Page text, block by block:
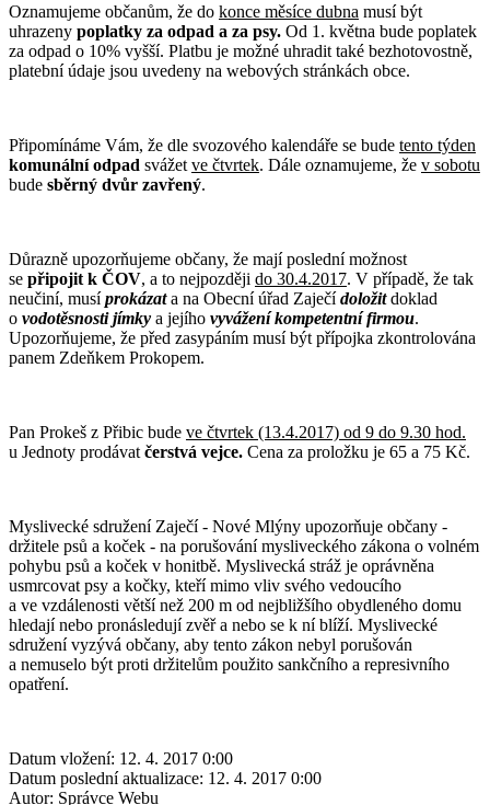
Oznamujeme občanům, že do konce měsíce dubna musí být
uhrazeny poplatky za odpad a za psy. Od 1. května bude poplatek
za odpad o 10% vyšší. Platbu je možné uhradit také bezhotovostně,
platební údaje jsou uvedeny na webových stránkách obce.
Připomínáme Vám, že dle svozového kalendáře se bude tento týden
komunální odpad svážet ve čtvrtek. Dále oznamujeme, že v sobotu
bude sběrný dvůr zavřený.
Důrazně upozorňujeme občany, že mají poslední možnost
se připojit k ČOV, a to nejpozději do 30.4.2017. V případě, že tak
neučiní, musíprokázata na Obecní úřad Zaječídoložitdoklad
o vodotěsnosti jímky a jejího vyvážení kompetentní firmou.
Upozorňujeme, že před zasypáním musí být přípojka zkontrolována
panem Zdeňkem Prokopem.
Pan Prokeš z Přibic bude ve čtvrtek (13.4.2017) od 9 do 9.30 hod.
u Jednoty prodávat čerstvá vejce. Cena za proložku je 65 a 75 Kč.
Myslivecké sdružení Zaječí - Nové Mlýny upozorňuje občany -
držitele psů a koček - na porušování mysliveckého zákona o volném
pohybu psů a koček v honitbě. Myslivecká stráž je oprávněna
usmrcovat psy a kočky, kteří mimo vliv svého vedoucího
a ve vzdálenosti větší než 200 m od nejbližšího obydleného domu
hledají nebo pronásledují zvěř a nebo se k ní blíží. Myslivecké
sdružení vyzývá občany, aby tento zákon nebyl porušován
a nemuselo být proti držitelům použito sankčního a represivního
opatření.
Datum vložení: 12. 4. 2017 0:00
Datum poslední aktualizace: 12. 4. 2017 0:00
Autor: Správce Webu